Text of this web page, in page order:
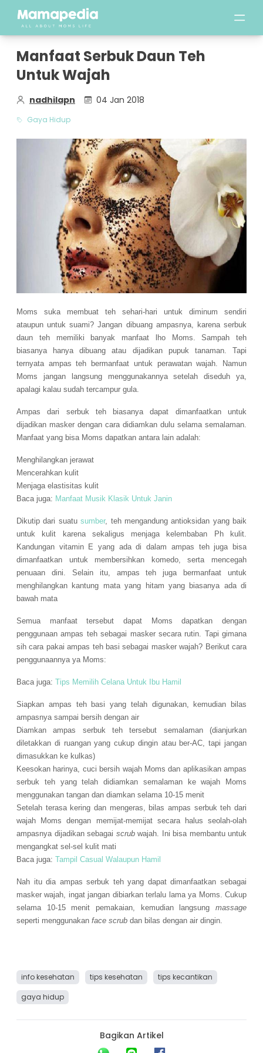
Manfaat Serbuk Daun Teh
Untuk Wajah
nadhilapn 04 Jan 2018
Gaya Hidup
Moms suka membuat teh sehari-hari untuk diminum sendiri
ataupun untuk suami? Jangan dibuang ampasnya, karena serbuk
daun teh memiliki banyak manfaat lho Moms. Sampah teh
biasanya hanya dibuang atau dijadikan pupuk tanaman. Tapi
ternyata ampas teh bermanfaat untuk perawatan wajah. Namun
Moms jangan langsung menggunakannya setelah diseduh ya,
apalagi kalau sudah tercampur gula.
Ampas dari serbuk teh biasanya dapat dimanfaatkan untuk
dijadikan masker dengan cara didiamkan dulu selama semalaman.
Manfaat yang bisa Moms dapatkan antara lain adalah:
Menghilangkan jerawat
Mencerahkan kulit
Menjaga elastisitas kulit
Baca juga: Manfaat Musik Klasik Untuk Janin
Dikutip dari suatusumber, teh mengandung antioksidan yang baik
untuk kulit karena sekaligus menjaga kelembaban Ph kulit.
Kandungan vitamin E yang ada di dalam ampas teh juga bisa
dimanfaatkan untuk membersihkan komedo, serta mencegah
penuaan dini. Selain itu, ampas teh juga bermanfaat untuk
menghilangkan kantung mata yang hitam yang biasanya ada di
bawah mata
Semua manfaat tersebut dapat Moms dapatkan dengan
penggunaan ampas teh sebagai masker secara rutin. Tapi gimana
sih cara pakai ampas teh basi sebagai masker wajah? Berikut cara
penggunaannya ya Moms:
Baca juga: Tips Memilih Celana Untuk Ibu Hamil
Siapkan ampas teh basi yang telah digunakan, kemudian bilas
ampasnya sampai bersih dengan air
Diamkan ampas serbuk teh tersebut semalaman (dianjurkan
diletakkan di ruangan yang cukup dingin atau ber-AC, tapi jangan
dimasukkan ke kulkas)
Keesokan harinya, cuci bersih wajah Moms dan aplikasikan ampas
serbuk teh yang telah didiamkan semalaman ke wajah Moms
menggunakan tangan dan diamkan selama 10-15 menit
Setelah terasa kering dan mengeras, bilas ampas serbuk teh dari
wajah Moms dengan memijat-memijat secara halus seolah-olah
ampasnya dijadikan sebagai scrub wajah. Ini bisa membantu untuk
mengangkat sel-sel kulit mati
Baca juga: Tampil Casual Walaupun Hamil
Nah itu dia ampas serbuk teh yang dapat dimanfaatkan sebagai
masker wajah, ingat jangan dibiarkan terlalu lama ya Moms. Cukup
selama 10-15 menit pemakaian, kemudian langsung massage
seperti menggunakan face scrub dan bilas dengan air dingin.
info kesehatan tips kesehatan
tips kecantikan
gaya hidup
Bagikan Artikel